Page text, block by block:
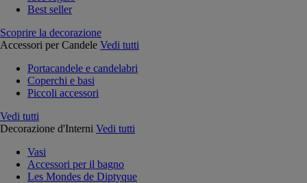
Best seller
Scoprire la decorazione
Accessori per Candele Vedi tutti
Portacandele e candelabri
Coperchi e basi
Piccoli accessori
Vedi tutti
Decorazione d'Interni Vedi tutti
Vasi
Accessori per il bagno
Les Mondes de Diptyque